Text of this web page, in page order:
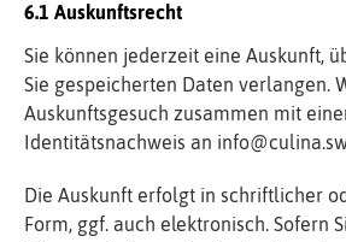
Auskunftsrecht
Sie können jederzeit eine Auskunft,
Sie gespeicherten Daten verlangen.
Auskunftsgesuch zusammen mit
Identitätsnachweis an
Die Auskunft erfolgt in schriftlicher
Form, ggf. auch elektronisch. Sofern